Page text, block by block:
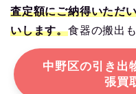
査定額にご納得いただ
いします。食器の搬出
中野区の引き出
張買